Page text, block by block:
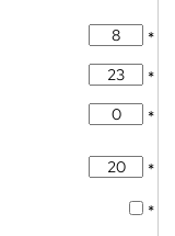
*
*
*
*
*